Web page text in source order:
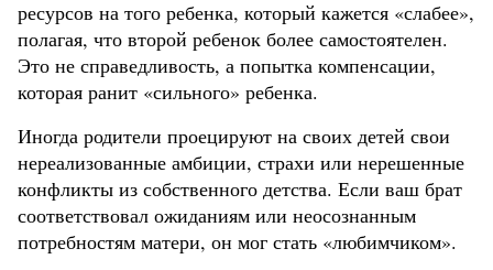
ресурсов на того ребенка, который кажется «слабее»,
полагая, что второй ребенок более самостоятелен.
Это не справедливость, а попытка компенсации,
которая ранит «сильного» ребенка.
Иногда родители проецируют на своих детей свои
нереализованные амбиции, страхи или нерешенные
конфликты из собственного детства. Если ваш брат
соответствовал ожиданиям или неосознанным
потребностям матери, он мог стать «любимчиком».